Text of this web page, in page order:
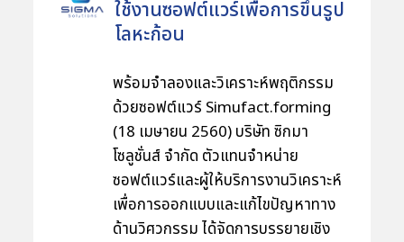
ทบรวมถึงประโยชน์ด้านกายภาพต่าง ๆ
ที่เกิดขึ้น เพื่อนำมาพัฒนาชิ้นส่วน
เสียง ศึกษาผลกระทบของลมที่มีต่อ
การเคลื่อนที่ของยานยนต์ เป็นต้น
นอกจากนี้ ยังได้เรียนรู้การวิเคราะห์
ด้าน Co Simulation ไปพร้อมกันกับ
การเคลื่อนที่ของรถใน Adams Car
และกรณีศึกษาต่าง ๆ ที่เกี่ยวข้องกับ
การวิเคราะห์การไหลสำหรับยานยนต์
ใช้งานซอฟต์แวร์เพื่อการขึ้นรูป
โลหะก้อน
พร้อมจำลองและวิเคราะห์พฤติกรรม
ด้วยซอฟต์แวร์ Simufact.forming
(18 เมษายน 2560) บริษัท ซิกมา
โซลูชั่นส์ จำกัด ตัวแทนจำหน่าย
ซอฟต์แวร์และผู้ให้บริการงานวิเคราะห์
เพื่อการออกแบบและแก้ไขปัญหาทาง
ด้านวิศวกรรม ได้จัดการบรรยายเชิง